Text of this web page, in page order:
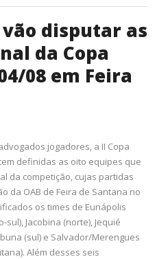
disputar as
da Copa
08 em Feira
jogadores, a II Copa
definidas as oito equipes que
da competição, cujas partidas
da OAB de Feira de Santana no
os times de Eunápolis
Jacobina (norte), Jequié
(sul) e Salvador/Merengues
Além desses seis